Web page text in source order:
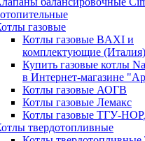
газовые
Котлы газовые BAXI и
комплектующие (Италия)
Купить газовые котлы
в Интернет-магазине
Котлы газовые АОГВ
Котлы газовые Лемакс
Котлы газовые ТГУ-
твердотопливные